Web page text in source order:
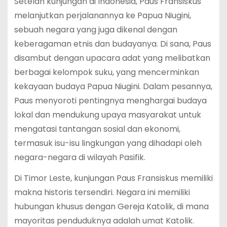
melanjutkan perjalanannya ke Papua Niugini,
sebuah negara yang juga dikenal dengan
keberagaman etnis dan budayanya. Di sana, Paus
disambut dengan upacara adat yang melibatkan
berbagai kelompok suku, yang mencerminkan
kekayaan budaya Papua Niugini. Dalam pesannya,
Paus menyoroti pentingnya menghargai budaya
lokal dan mendukung upaya masyarakat untuk
mengatasi tantangan sosial dan ekonomi,
termasuk isu-isu lingkungan yang dihadapi oleh
negara-negara di wilayah Pasifik.
Di Timor Leste, kunjungan Paus Fransiskus memiliki
makna historis tersendiri. Negara ini memiliki
hubungan khusus dengan Gereja Katolik, di mana
mayoritas penduduknya adalah umat Katolik.